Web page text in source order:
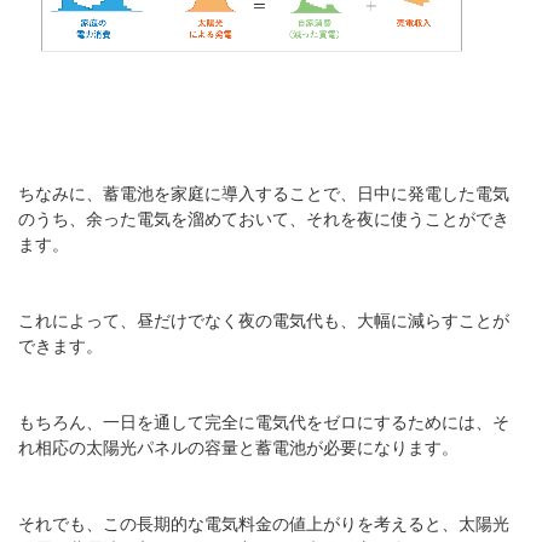
ちなみに、蓄電池を家庭に導入することで、日中に発電した電気
のうち、余った電気を溜めておいて、それを夜に使うことができ
ます。
これによって、昼だけでなく夜の電気代も、大幅に減らすことが
できます。
もちろん、一日を通して完全に電気代をゼロにするためには、そ
れ相応の太陽光パネルの容量と蓄電池が必要になります。
それでも、この長期的な電気料金の値上がりを考えると、太陽光